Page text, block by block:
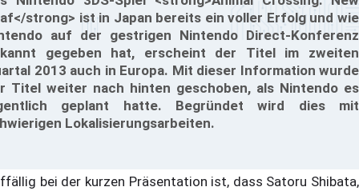
strong> ist in Japan bereits ein voller Erfolg und wie
auf der gestrigen Nintendo Direct-Konferenz
gegeben hat, erscheint der Titel im zweiten
2013 auch in Europa. Mit dieser Information wurde
Titel weiter nach hinten geschoben, als Nintendo es
geplant hatte. Begründet wird dies mit
Lokalisierungsarbeiten.
bei der kurzen Präsentation ist, dass Satoru Shibata,